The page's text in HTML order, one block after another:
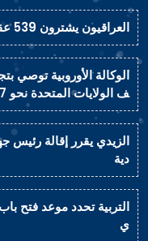
العراقيون يشترون 539 عقاراً في تركيا خلال 6 أشهر
الوكالة الأوروبية توصي
ف الولايات المتحدة نحو 37 مليار دولار
الزيدي يقرر إقالة رئيس
دية
التربية تحدد موعد فتح
ي